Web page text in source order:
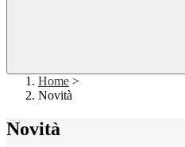
Home >
Novità
Novità